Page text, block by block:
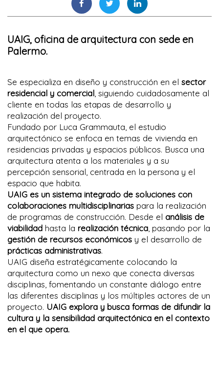
UAIG, oficina de arquitectura con sede en
Palermo.
Se especializa en diseño y construcción en el sector
residencial y comercial , siguiendo cuidadosamente al
cliente en todas las etapas de desarrollo y
realización del proyecto.
Fundado por Luca Grammauta, el estudio
arquitectónico se enfoca en temas de vivienda en
residencias privadas y espacios públicos. Busca una
arquitectura atenta a los materiales y a su
percepción sensorial, centrada en la persona y el
espacio que habita.
UAIG es un sistema integrado de soluciones con
colaboraciones multidisciplinarias para la realización
de programas de construcción. Desde el análisis de
viabilidad hasta la realización técnica , pasando por la
gestión de recursos económicos y el desarrollo de
prácticas administrativas.
UAIG diseña estratégicamente colocando la
arquitectura como un nexo que conecta diversas
disciplinas, fomentando un constante diálogo entre
las diferentes disciplinas y los múltiples actores de un
proyecto. UAIG explora y busca formas de difundir la
cultura y la sensibilidad arquitectónica en el contexto
en el que opera.